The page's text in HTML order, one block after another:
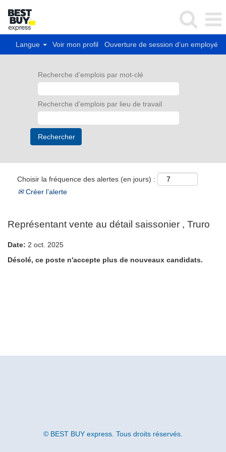
Langue Voir mon profil Ouverture de session d’un employé
Recherche d’emplois par mot-clé
Recherche d’emplois par lieu de travail
Choisir la fréquence des alertes (en jours) :
Créer l’alerte
Représentant vente au détail saissonier , Truro
Date: 2 oct. 2025
Désolé, ce poste n'accepte plus de nouveaux candidats.
© BEST BUY express. Tous droits réservés.